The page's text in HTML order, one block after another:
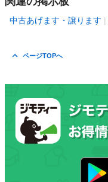
中古あげます・譲ります
ページTOPへ